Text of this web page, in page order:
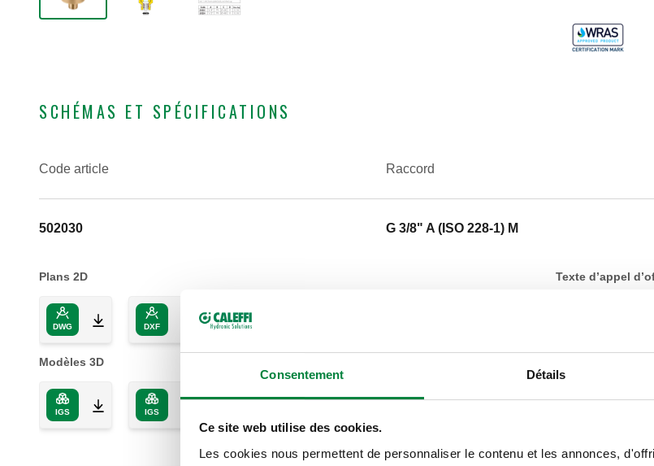
Consentement Détails
Ce site web utilise des cookies.
Les cookies nous permettent de personnaliser le contenu et les annonces,
SCHÉMAS ET SPÉCIFICATIONS
Code article
Raccord
502030 G 3/8" A (ISO 228-1) M
Plans 2D
DWG DXF PDF
Modèles 3D
IGS IGS
Texte d’appel
CALEFFI,
1) M. Pression
SCIP code